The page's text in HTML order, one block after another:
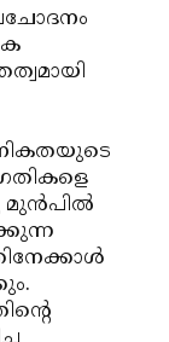
മുന്‍പില്‍